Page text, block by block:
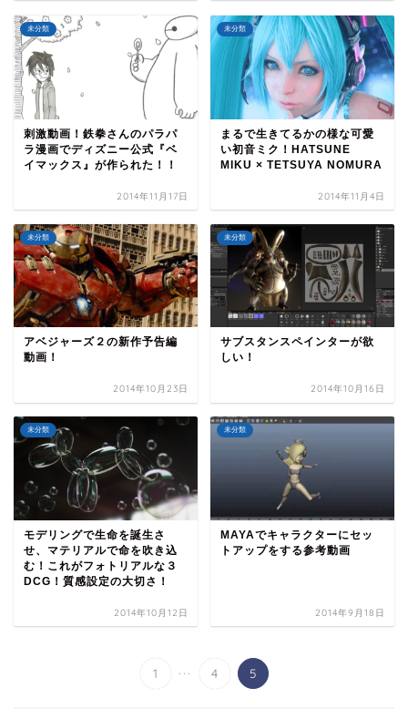
未分類
刺激動画！鉄拳さんのパラパ
ラ漫画でディズニー公式『ベ
イマックス』が作られた！！
2014年11月17日
未分類
まるで生きてるかの様な可愛
い初音ミク！HATSUNE
MIKU × TETSUYA NOMURA
2014年11月4日
未分類
アベジャーズ２の新作予告編
動画！
2014年10月23日
未分類
サブスタンスペインターが欲
しい！
2014年10月16日
未分類
モデリングで生命を誕生さ
せ、マテリアルで命を吹き込
む！これがフォトリアルな３
DCG！質感設定の大切さ！
2014年10月12日
未分類
MAYAでキャラクターにセッ
トアップをする参考動画
2014年9月18日
1 ... 4 5